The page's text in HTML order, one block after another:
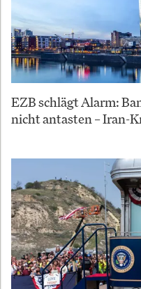
EZB schlägt Alarm:
nicht antasten – Iran-